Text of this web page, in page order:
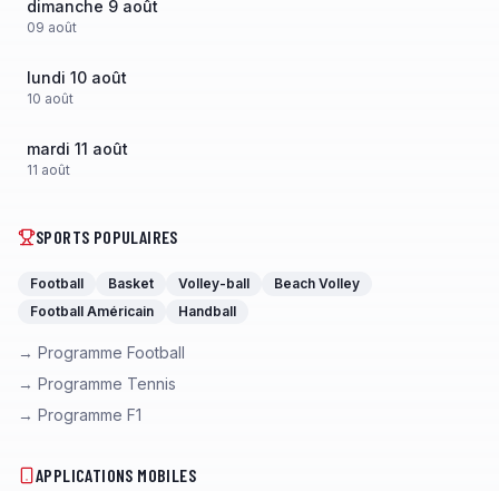
dimanche 9 août
09 août
lundi 10 août
10 août
mardi 11 août
11 août
SPORTS POPULAIRES
Football Basket Volley-ball
Beach Volley
Football Américain
Handball
→ Programme Football
→ Programme Tennis
→ Programme F1
APPLICATIONS MOBILES